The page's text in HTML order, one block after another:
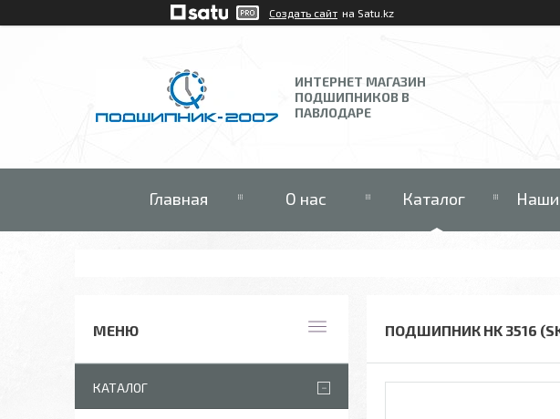
Создать сайт на Satu.kz
ИНТЕРНЕТ МАГАЗИН
ПОДШИПНИКОВ В
ПАВЛОДАРЕ
Главная О нас Каталог
ПОДШИПНИК HK 3516
КАТАЛОГ